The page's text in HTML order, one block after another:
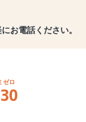
お電話ください。